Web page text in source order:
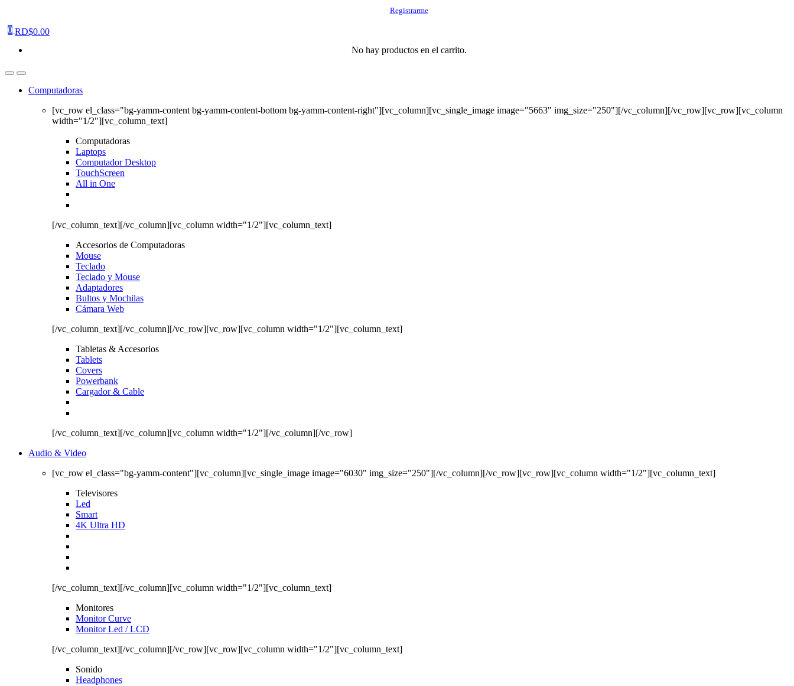
Registrarme
0 RD$0.00
No hay productos en el carrito.
Computadoras
[vc_row el_class="bg-yamm-content bg-yamm-content-bottom bg-yamm-content-right"][vc_column][vc_single_image image="5663" img_size="250"][/vc_column][/vc_row][vc_row][vc_column
width="1/2"][vc_column_text]
Computadoras
Laptops
Computador Desktop
TouchScreen
All in One
[/vc_column_text][/vc_column][vc_column width="1/2"][vc_column_text]
Accesorios de Computadoras
Mouse
Teclado
Teclado y Mouse
Adaptadores
Bultos y Mochilas
Cámara Web
[/vc_column_text][/vc_column][/vc_row][vc_row][vc_column width="1/2"][vc_column_text]
Tabletas & Accesorios
Tablets
Covers
Powerbank
Cargador & Cable
[/vc_column_text][/vc_column][vc_column width="1/2"][/vc_column][/vc_row]
Audio & Video
[vc_row el_class="bg-yamm-content"][vc_column][vc_single_image image="6030" img_size="250"][/vc_column][/vc_row][vc_row][vc_column width="1/2"][vc_column_text]
Televisores
Led
Smart
4K Ultra HD
[/vc_column_text][/vc_column][vc_column width="1/2"][vc_column_text]
Monitores
Monitor Curve
Monitor Led / LCD
[/vc_column_text][/vc_column][/vc_row][vc_row][vc_column width="1/2"][vc_column_text]
Sonido
Headphones